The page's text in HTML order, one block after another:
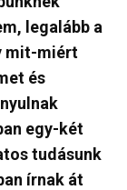
legalább a
mit-miért
és
egy-két
tudásunk
írnak át